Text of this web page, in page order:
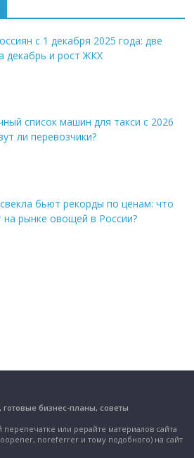
с 1 декабря 2025 года: две
декабрь и рост ЖКХ
список машин для такси с 2026
ли перевозчики?
бьют рекорды по ценам: что
на рынке овощей в России?
бизнес-планы, советы
или рерайте материалов сайта
noreferrer и тому подобного) на сайт